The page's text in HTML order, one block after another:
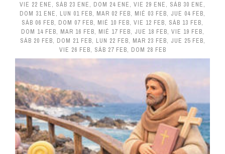
VIE 22 ENE, SÁB 23 ENE, DOM 24 ENE, VIE 29 ENE, SÁB 30 ENE,
DOM 31 ENE, LUN 01 FEB, MAR 02 FEB, MIÉ 03 FEB, JUE 04 FEB,
SÁB 06 FEB, DOM 07 FEB, MIÉ 10 FEB, VIE 12 FEB, SÁB 13 FEB,
DOM 14 FEB, MAR 16 FEB, MIÉ 17 FEB, JUE 18 FEB, VIE 19 FEB,
SÁB 20 FEB, DOM 21 FEB, LUN 22 FEB, MAR 23 FEB, JUE 25 FEB,
VIE 26 FEB, SÁB 27 FEB, DOM 28 FEB